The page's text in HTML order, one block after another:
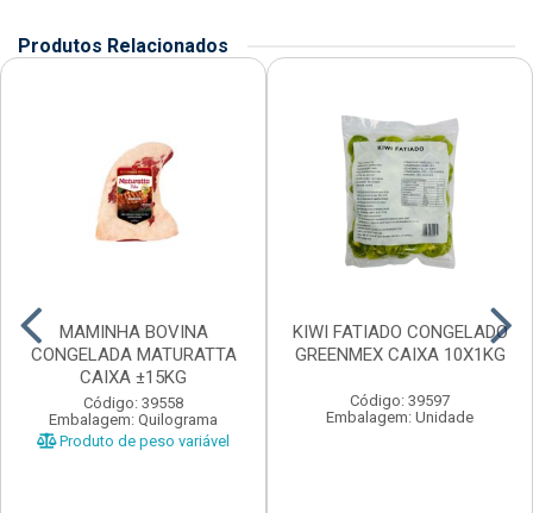
Produtos Relacionados
MAMINHA BOVINA
CONGELADA MATURATTA
CAIXA ±15KG
Código: 39558
Embalagem: Quilograma
Produto de peso variável
KIWI FATIADO CONGELADO
GREENMEX CAIXA 10X1KG
Código: 39597
Embalagem: Unidade